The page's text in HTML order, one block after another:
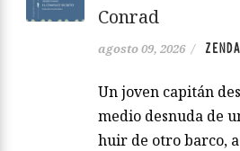
Conrad
agosto 09, 2026 /
Un joven capitán
medio desnuda de
huir de otro barco,